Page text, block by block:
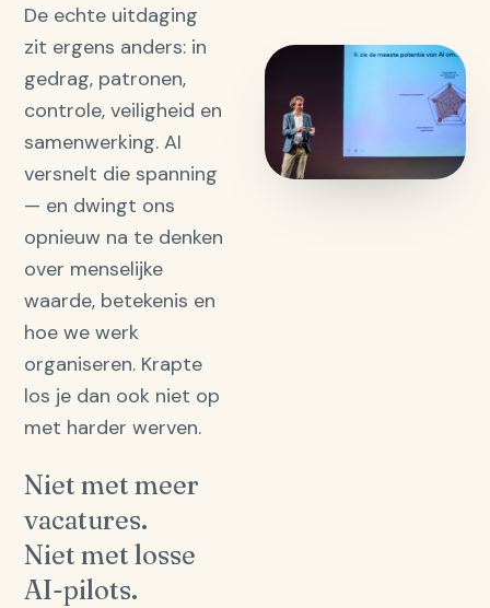
De echte uitdaging
zit ergens anders: in
gedrag, patronen,
controle, veiligheid en
samenwerking. AI
versnelt die spanning
— en dwingt ons
opnieuw na te denken
over menselijke
waarde, betekenis en
hoe we werk
organiseren. Krapte
los je dan ook niet op
met harder werven.
Niet met meer
vacatures.
Niet met losse
AI-pilots.